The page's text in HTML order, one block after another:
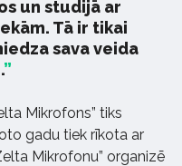
un studijā ar
Tā ir tikai
sava veida
Mikrofons” tiks
gadu tiek rīkota ar
Mikrofonu” organizē